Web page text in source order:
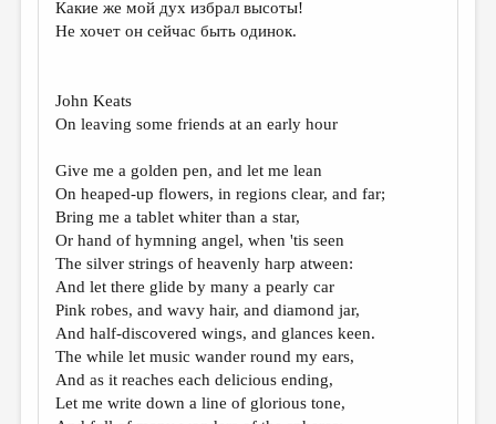
ОБЗОР ЛИТЕРАТУРЫ
ОБЪЯВЛЕНИЯ
РЕДКОЛЛЕГИЯ
ОТ РЕДАКЦИИ
МАЛАЯ ПРОЗА
ЭССЕИСТИКА
ЛИТЕРАТУРОВЕДЕНИЕ
КУЛЬТУРОВЕДЕНИЕ
Какие же мой дух избрал высоты!
Не хочет он сейчас быть одинок.
John Keats
On leaving some friends at an early hour
Give me a golden pen, and let me lean
On heaped-up flowers, in regions clear, and far;
Bring me a tablet whiter than a star,
Or hand of hymning angel, when 'tis seen
The silver strings of heavenly harp atween:
And let there glide by many a pearly car
Pink robes, and wavy hair, and diamond jar,
And half-discovered wings, and glances keen.
The while let music wander round my ears,
And as it reaches each delicious ending,
Let me write down a line of glorious tone,